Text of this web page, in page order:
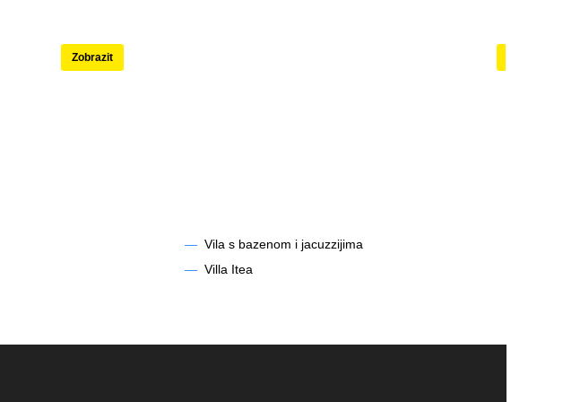
Zobrazit
— Vila s bazenom i jacuzzijima
— Villa Itea